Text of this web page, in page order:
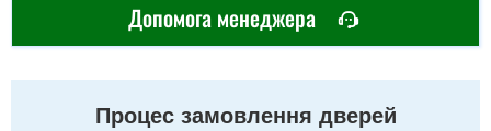
Допомога менеджера
Процес замовлення дверей